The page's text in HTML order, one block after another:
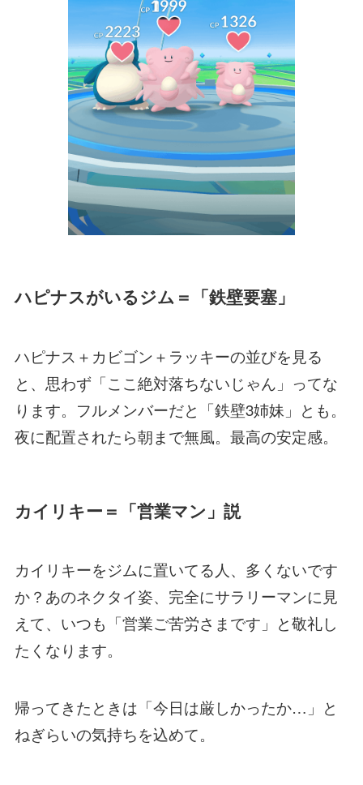
ハピナスがいるジム＝「鉄壁要塞」
ハピナス＋カビゴン＋ラッキーの並びを見る
と、思わず「ここ絶対落ちないじゃん」ってな
ります。フルメンバーだと「鉄壁3姉妹」とも。
夜に配置されたら朝まで無風。最高の安定感。
カイリキー＝「営業マン」説
カイリキーをジムに置いてる人、多くないです
か？あのネクタイ姿、完全にサラリーマンに見
えて、いつも「営業ご苦労さまです」と敬礼し
たくなります。
帰ってきたときは「今日は厳しかったか…」と
ねぎらいの気持ちを込めて。